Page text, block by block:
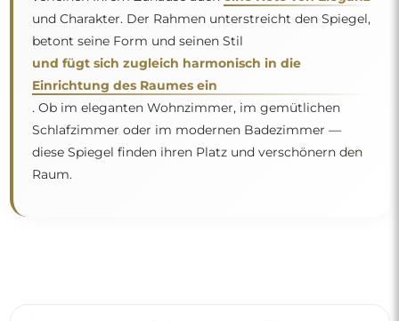
und Charakter. Der Rahmen unterstreicht den Spiegel,
betont seine Form und seinen Stil
und fügt sich zugleich harmonisch in die
Einrichtung des Raumes ein
. Ob im eleganten Wohnzimmer, im gemütlichen
Schlafzimmer oder im modernen Badezimmer —
diese Spiegel finden ihren Platz und verschönern den
Raum.
"